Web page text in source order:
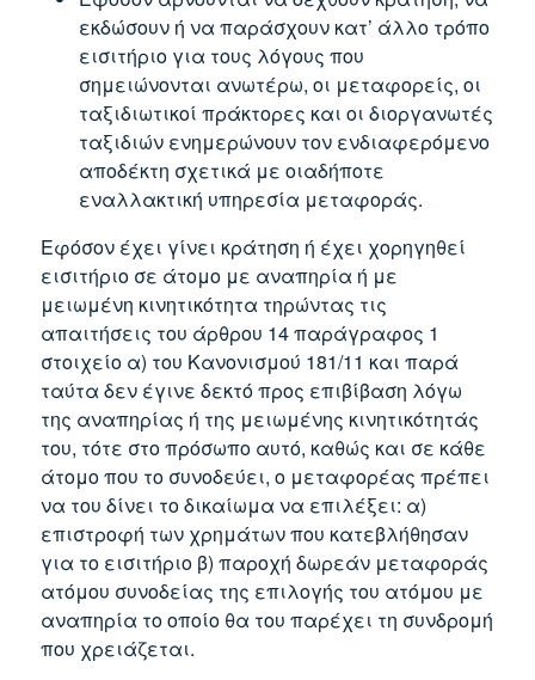
εκδώσουν ή να παράσχουν κατ’ άλλο τρόπο
εισιτήριο για τους λόγους που
σημειώνονται ανωτέρω, οι μεταφορείς, οι
ταξιδιωτικοί πράκτορες και οι διοργανωτές
ταξιδιών ενημερώνουν τον ενδιαφερόμενο
αποδέκτη σχετικά με οιαδήποτε
εναλλακτική υπηρεσία μεταφοράς.
Εφόσον έχει γίνει κράτηση ή έχει χορηγηθεί
εισιτήριο σε άτομο με αναπηρία ή με
μειωμένη κινητικότητα τηρώντας τις
απαιτήσεις του άρθρου 14 παράγραφος 1
στοιχείο α) του Κανονισμού 181/11 και παρά
ταύτα δεν έγινε δεκτό προς επιβίβαση λόγω
της αναπηρίας ή της μειωμένης κινητικότητάς
του, τότε στο πρόσωπο αυτό, καθώς και σε κάθε
άτομο που το συνοδεύει, ο μεταφορέας πρέπει
να του δίνει το δικαίωμα να επιλέξει: α)
επιστροφή των χρημάτων που κατεβλήθησαν
για το εισιτήριο β) παροχή δωρεάν μεταφοράς
ατόμου συνοδείας της επιλογής του ατόμου με
αναπηρία το οποίο θα του παρέχει τη συνδρομή
που χρειάζεται.